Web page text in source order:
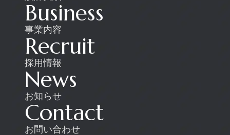
Business
事業内容
Recruit
採用情報
News
お知らせ
Contact
お問い合わせ